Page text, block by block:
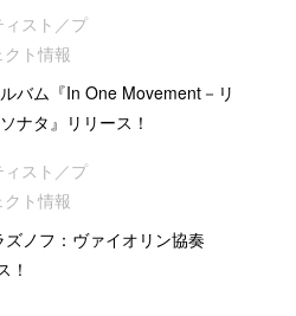
ィスト／プ
クト情報
バム『In One Movement－リ
ナタ』リリース！
ィスト／プ
クト情報
ノフ：ヴァイオリン協奏
！